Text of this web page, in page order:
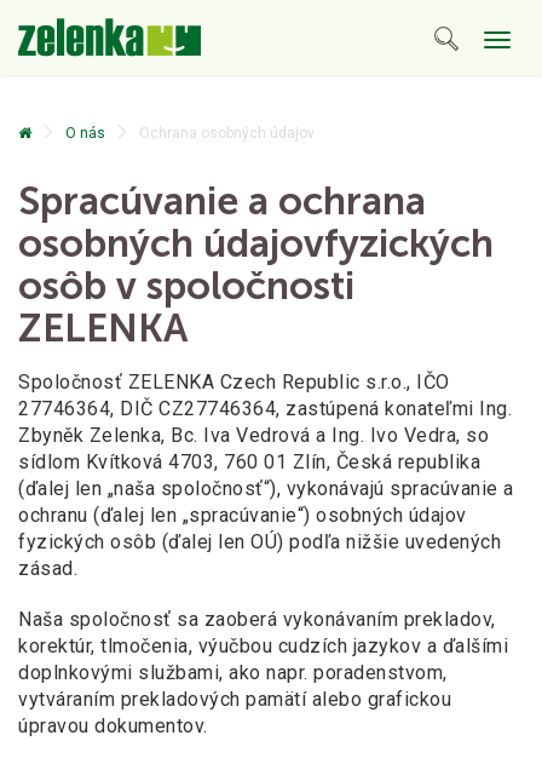
O nás Ochrana osobných údajov
Spracúvanie a ochrana
osobných údajovfyzických
osôb v spoločnosti
ZELENKA
Spoločnosť ZELENKA Czech Republic s.r.o., IČO
27746364, DIČ CZ27746364, zastúpená konateľmi Ing.
Zbyněk Zelenka, Bc. Iva Vedrová a Ing. Ivo Vedra, so
sídlom Kvítková 4703, 760 01 Zlín, Česká republika
(ďalej len „naša spoločnosť“), vykonávajú spracúvanie a
ochranu (ďalej len „spracúvanie“) osobných údajov
fyzických osôb (ďalej len OÚ) podľa nižšie uvedených
zásad.
Naša spoločnosť sa zaoberá vykonávaním prekladov,
korektúr, tlmočenia, výučbou cudzích jazykov a ďalšími
doplnkovými službami, ako napr. poradenstvom,
vytváraním prekladových pamätí alebo grafickou
úpravou dokumentov.